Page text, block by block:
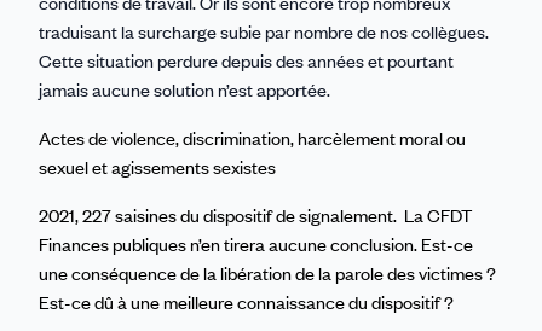
traduisant la surcharge subie par nombre de nos collègues.
Cette situation perdure depuis des années et pourtant
jamais aucune solution n’est apportée.
Actes de violence, discrimination, harcèlement moral ou
sexuel et agissements sexistes
2021, 227 saisines du dispositif de signalement. La CFDT
Finances publiques n’en tirera aucune conclusion. Est-ce
une conséquence de la libération de la parole des victimes ?
Est-ce dû à une meilleure connaissance du dispositif ?